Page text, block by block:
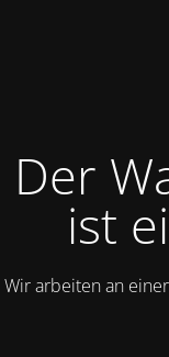
Der
ist
Wir arbeiten an